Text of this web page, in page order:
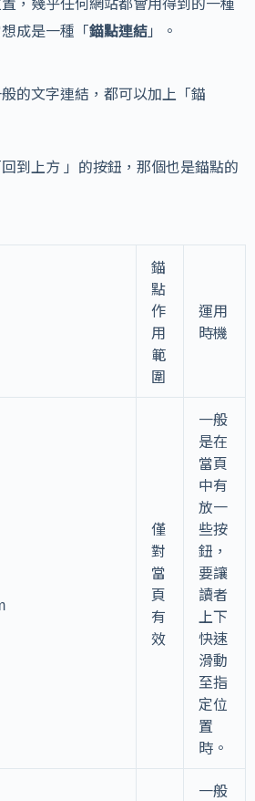
，幾乎任何網站都會用得到的一種
成是一種「 錨點連結 」。
的文字連結，都可以加上「錨
到上方 」的按鈕，那個也是錨點的
錨
點
作
用
範
圍
運用
時機
僅
對
當
頁
有
效
一般
是在
當頁
中有
放一
些按
鈕，
要讓
讀者
上下
快速
滑動
至指
定位
置
時。
一般